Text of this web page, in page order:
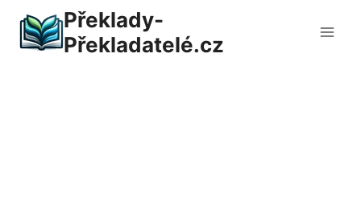
obsah
Překlady-
Překladatelé.cz